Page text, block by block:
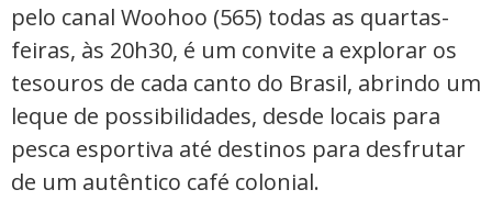
pelo canal Woohoo (565) todas as quartas-
feiras, às 20h30, é um convite a explorar os
tesouros de cada canto do Brasil, abrindo um
leque de possibilidades, desde locais para
pesca esportiva até destinos para desfrutar
de um autêntico café colonial.